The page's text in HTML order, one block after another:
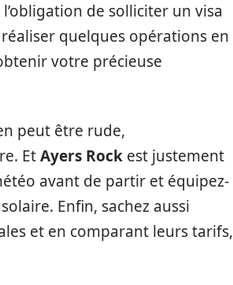
de solliciter un visa
réaliser quelques opérations en
votre précieuse
peut être rude,
EtAyers Rock est justement
avant de partir et équipez-
Enfin, sachez aussi
et en comparant leurs tarifs,